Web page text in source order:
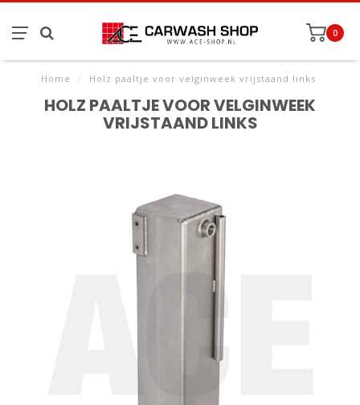
0
Home / Holz paaltje voor velginweek vrijstaand links
HOLZ PAALTJE VOOR VELGINWEEK
VRIJSTAAND LINKS